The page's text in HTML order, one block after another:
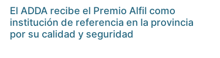
El ADDA recibe el Premio Alfil como
institución de referencia en la provincia
por su calidad y seguridad